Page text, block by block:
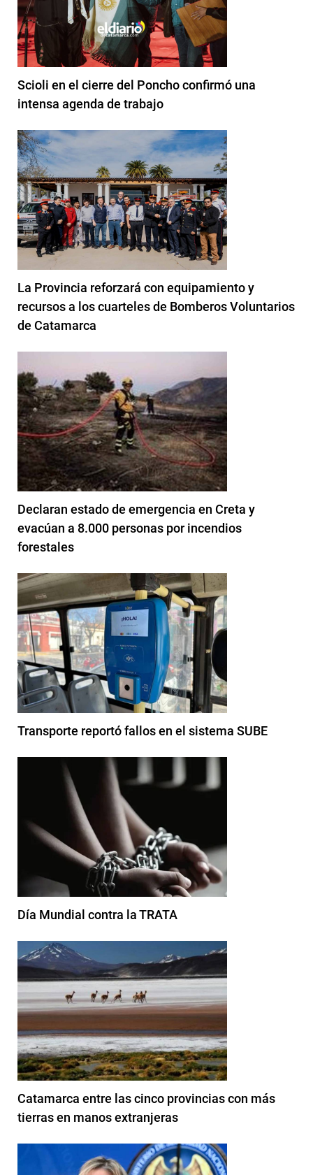
Scioli en el cierre del Poncho confirmó una
intensa agenda de trabajo
La Provincia reforzará con equipamiento y
recursos a los cuarteles de Bomberos Voluntarios
de Catamarca
Declaran estado de emergencia en Creta y
evacúan a 8.000 personas por incendios
forestales
Transporte reportó fallos en el sistema SUBE
Día Mundial contra la TRATA
Catamarca entre las cinco provincias con más
tierras en manos extranjeras